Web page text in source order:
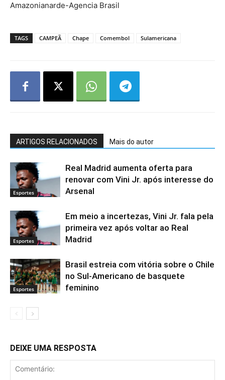
Amazonianarde-Agencia Brasil
TAGS CAMPEÃ Chape Comembol Sulamericana
ARTIGOS RELACIONADOS Mais do autor
Esportes
Real Madrid aumenta oferta para
renovar com Vini Jr. após interesse do
Arsenal
Esportes
Em meio a incertezas, Vini Jr. fala pela
primeira vez após voltar ao Real
Madrid
Esportes
Brasil estreia com vitória sobre o Chile
no Sul-Americano de basquete
feminino
DEIXE UMA RESPOSTA